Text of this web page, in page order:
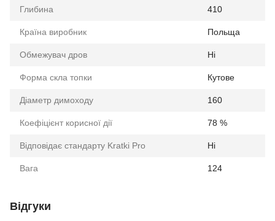
Глибина 410
Країна виробник Польща
Обмежувач дров Ні
Форма скла топки Кутове
Діаметр димоходу 160
Коефіцієнт корисної дії 78 %
Відповідає стандарту Kratki Pro Ні
Вага 124
Відгуки